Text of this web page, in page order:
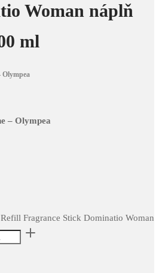
Woman náplň
ml
Olympea
– Olympea
Fragrance Stick Dominatio Woman